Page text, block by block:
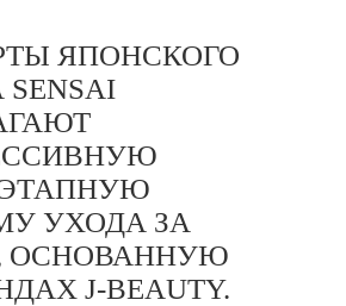
ЯПОНСКОГО
УХОДА ЗА
ОСНОВАННУЮ
J-BEAUTY.